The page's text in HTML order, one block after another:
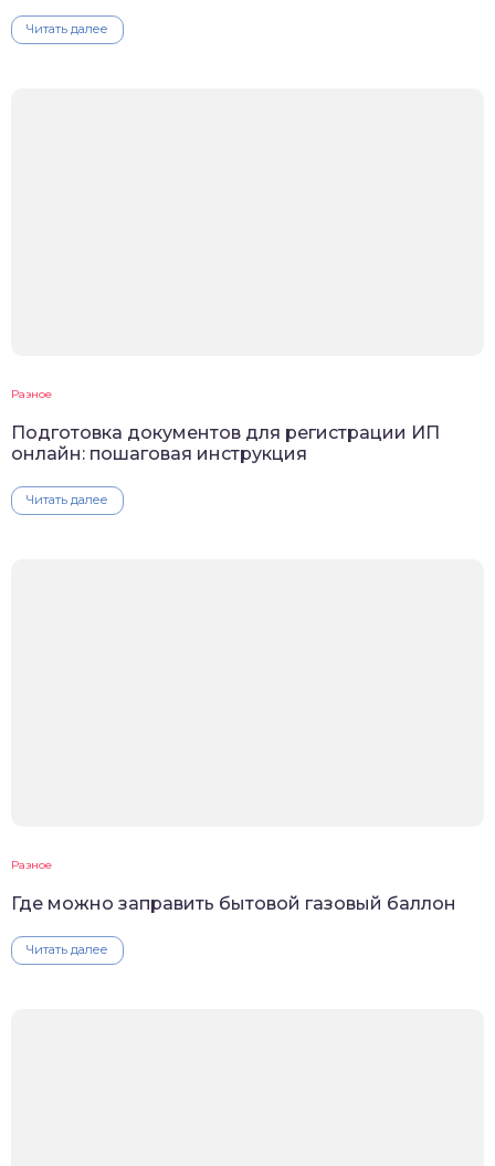
Читать далее
Разное
Подготовка документов для регистрации ИП
онлайн: пошаговая инструкция
Читать далее
Разное
Где можно заправить бытовой газовый баллон
Читать далее